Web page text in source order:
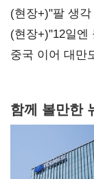
숙제
(현장+)"팔 생
20억 키맞추기
(현장+)"12일
연 홈플러스
중국 이어 대만
함께 볼만한